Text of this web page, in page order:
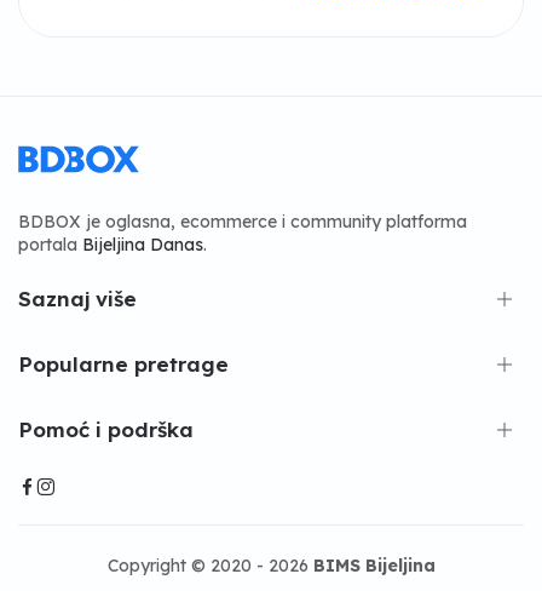
BDBOX je oglasna, ecommerce i community platforma
portala Bijeljina Danas.
Saznaj više
Popularne pretrage
Pomoć i podrška
Copyright © 2020 - 2026 BIMS Bijeljina